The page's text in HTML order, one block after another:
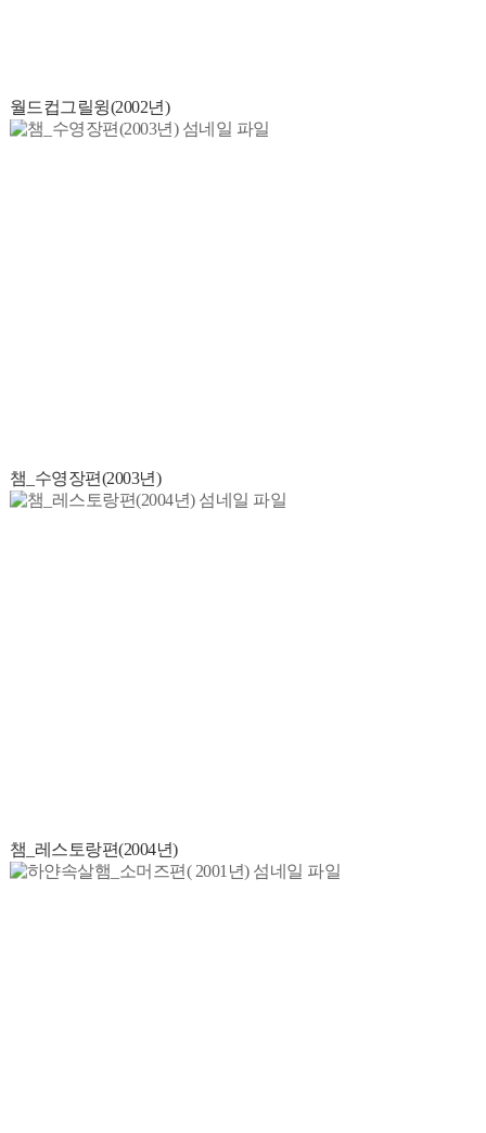
월드컵그릴윙(2002년)
챔_수영장편(2003년)
챔_레스토랑편(2004년)